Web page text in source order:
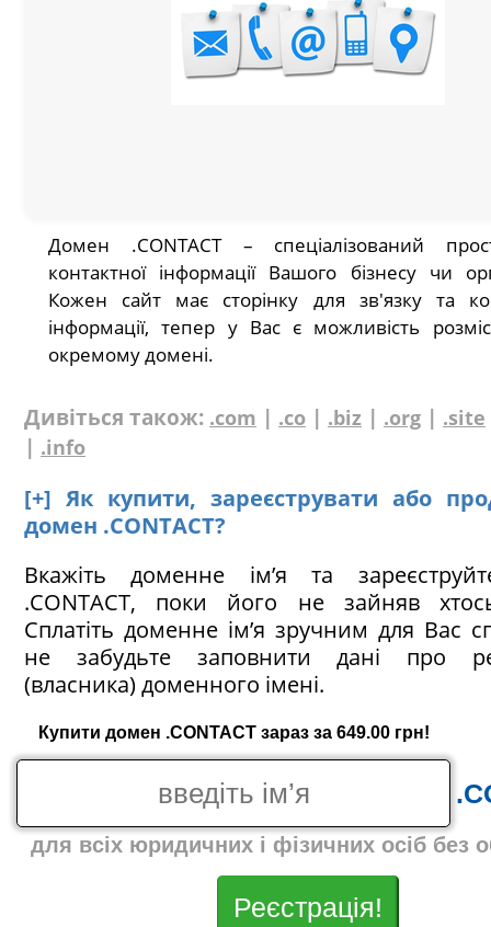
Домен .CONTACT – спеціалізований
контактної інформації Вашого бізнесу чи
Кожен сайт має сторінку для зв'язку та
інформації, тепер у Вас є можливість
окремому домені.
Дивіться також: .com | .co | .biz | .org | .site
| .info
[+] Як купити, зареєструвати або
домен .CONTACT?
Вкажіть доменне ім’я та
.CONTACT, поки його не зайняв
Сплатіть доменне ім’я зручним для Вас
не забудьте заповнити дані про
(власника) доменного імені.
Купити домен .CONTACT зараз за 649.00 грн!
для всіх юридичних і фізичних осіб без
Реєстрація!